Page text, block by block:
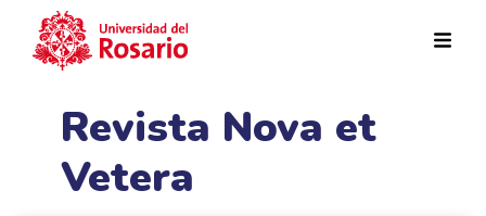
Revista Nova et
Vetera